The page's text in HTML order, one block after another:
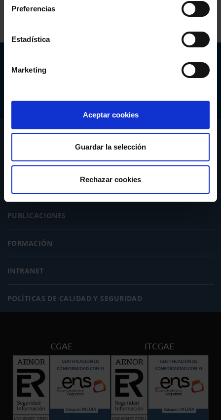
Preferencias
Estadística
Marketing
Aceptar cookies
Guardar la selección
Rechazar cookies
CONÓCENOS
SERVICIOS
PUBLICACIONES
FORMACIÓN
INTRANET
POLÍTICAS DE CALIDAD Y SEGURIDAD
CGAE ITCGAE